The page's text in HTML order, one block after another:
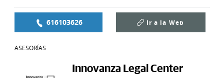
616103626 Ir a la Web
ASESORÍAS
Innovanza Legal Center